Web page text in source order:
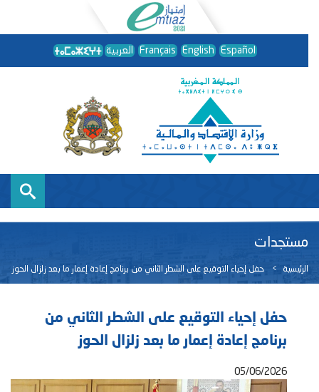
العربية Français English Español
مستجدات
الرئيسية حفل إحياء التوقيع على الشطر الثاني من برنامج إعادة إعمار ما بعد زلزال الحوز
حفل إحياء التوقيع على الشطر الثاني من
برنامج إعادة إعمار ما بعد زلزال الحوز
05/06/2026